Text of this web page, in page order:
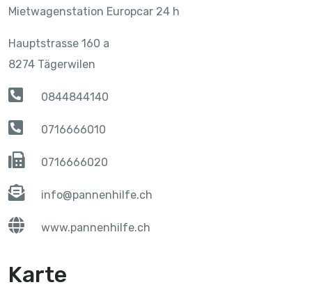
Mietwagenstation Europcar 24 h
Hauptstrasse 160 a
8274 Tägerwilen
0844844140
0716666010
0716666020
info@pannenhilfe.ch
www.pannenhilfe.ch
Karte